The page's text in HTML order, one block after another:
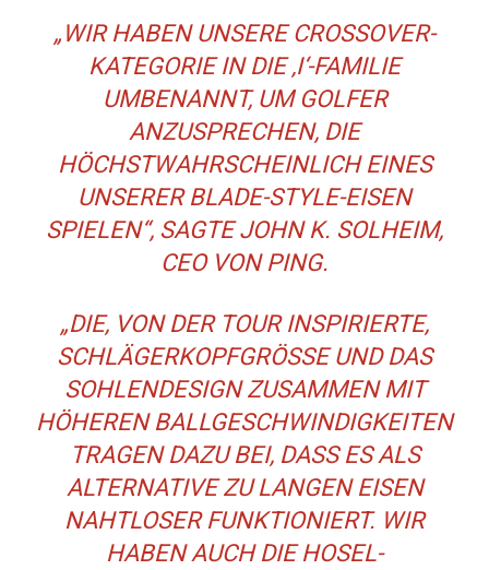
„WIR HABEN UNSERE CROSSOVER-
KATEGORIE IN DIE ‚I‘-FAMILIE
UMBENANNT, UM GOLFER
ANZUSPRECHEN, DIE
HÖCHSTWAHRSCHEINLICH EINES
UNSERER BLADE-STYLE-EISEN
SPIELEN“, SAGTE JOHN K. SOLHEIM,
CEO VON PING.
„DIE, VON DER TOUR INSPIRIERTE,
SCHLÄGERKOPFGRÖSSE UND DAS S
OHLENDESIGN ZUSAMMEN MIT H
ÖHEREN BALLGESCHWINDIGKEITEN T
RAGEN DAZU BEI, DASS ES ALS A
LTERNATIVE ZU LANGEN EISEN N
AHTLOSER FUNKTIONIERT. WIR H
ABEN AUCH DIE HOSEL-E